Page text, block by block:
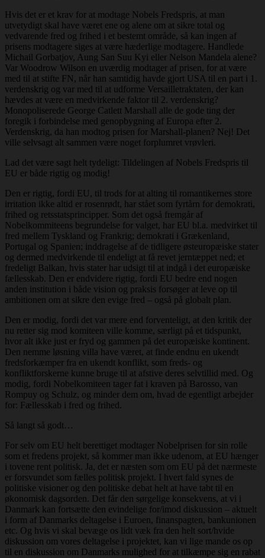
Hvis det er et krav for at modtage Nobels Fredspris, at man
utvetydigt skal have været ene og alene om at sikre total og
vedvarende fred og frihed i et bestemt område, så kan ingen af
prisens modtagere siges at være hæderlige modtagere. Handlede
Michail Gorbatjov, Aung San Suu Kyi eller Nelson Mandela alene?
Var Woodrow Wilson en uværdig modtager af prisen, for at være
med til at stifte FN, når han samtidig havde gjort USA til en part i 1.
verdenskrig og var med til at udforme Versailletraktaten, der kan
hævdes at være en medvirkende faktor til 2. verdenskrig?
Monopoliserede George Catlett Marshall alle de gode ting der
foregik i forbindelse med genopbygning af Europa efter 2.
Verdenskrig, da han modtog prisen for Marshall-planen? Nej! Det
ville selvsagt alt sammen være noget forplumret vrøvleri.
Lad det være sagt helt tydeligt: Tildelingen af Nobels Fredspris til
EU er både rigtig og modig!
Den er rigtig, fordi EU, til trods for at alting til romantikernes store
irritation ikke altid er rosenrødt, har stået som fyrtårn for demokrati,
frihed og retsstatsprincipper. Som det også fremgår af
Nobelkommiteens begrundelse for valget, har EU bl.a. medvirket til
fred mellem Tyskland og Frankrig; demokrati i Grækenland,
Portugal og Spanien; inddragelse af de tidligere østeuropæiske stater
og dermed medvirkende til endeligt at få revet jerntæppet ned; et
fredeligt Balkan, hvis stater har udsigt til at indgå i det europæiske
fællesskab. Den er endvidere rigtig, fordi EU bedre end nogen
anden institution i både vision og praksis forsøger at leve op til
ambitionen om at sikre den evige fred – også på globalt plan.
Den er modig, fordi det var mere end forventeligt, at den kritik der
nu retter sig mod komiteen ville komme, særligt på et tidspunkt,
hvor alt ikke just er fryd og gammen på det europæiske kontinent.
Den nemme løsning villa have været, at finde endnu en ukendt
fredsforkæmper fra en ukendt konflikt, som freds- og
konfliktforskerne kunne bruge til at afstive deres selvtillid med. Og
modig, fordi Nobelkomiteen tager fat i kraven på Barosso, van
Rompuy og Schulz, og minder dem om, hvad de egentligt arbejder
for: Fællesskab i fred og frihed.
Så langt så godt…
For selv om EU helt berettiget modtager Nobelprisen for sin rolle
som et fredens projekt, så kommer man ikke udenom, at EU hænger
i tovene rent politisk. Ja, det er næsten som om EU på det nærmeste
er forsvundet som fælles politisk projekt. I hvert fald synes de
politiske visioner og den politiske debat helt at have tabt til en
økonomisk dagsorden. Det får den sørgelige konsekvens, at vi i
Danmark kan fortsætte den evindelige for/imod diskussion – aktuelt
i form af Danmarks deltagelse i Euroen, finanspagten, bankunionen
etc. Og hvis vi skal bevæge os lidt væk fra den helt sort/hvide
diskussion om vores deltagelse i projektet, kan vi lige mande os op
til en diskussion om Danmarks mulighed for at tilkæmpe sig en rabat